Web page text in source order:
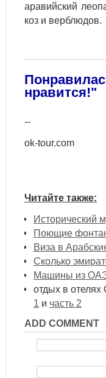
аравийский
коз и верблюдов.
нравится!"
--
ok-tour.com
Читайте также:
Исторический
Поющие
Виза в
Сколько
Машины из
отдых в
1 и часть 2
ADD COMMENT